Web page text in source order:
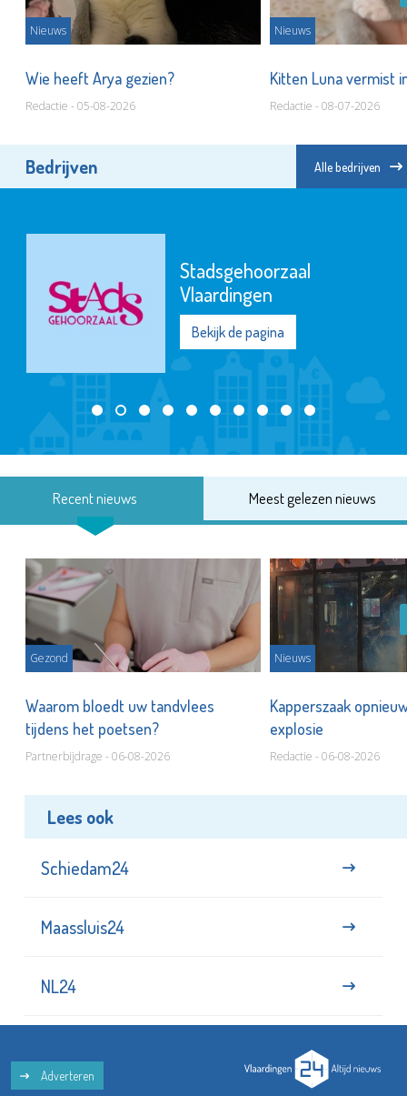
Nieuws
Wie heeft Arya gezien?
Redactie - 05-08-2026
Nieuws
Kitten Luna vermist
Redactie - 08-07-2026
Bedrijven Alle bedrijven
Stadsgehoorzaal
Vlaardingen
Bekijk de pagina
Recent nieuws Meest gelezen nieuws
Gezond
Waarom bloedt uw tandvlees
tijdens het poetsen?
Partnerbijdrage - 06-08-2026
Nieuws
Kapperszaak
explosie
Redactie - 06-08-2026
Lees ook
Schiedam24
Maassluis24
NL24
Adverteren